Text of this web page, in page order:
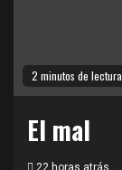
2 minutos de lectura
El mal